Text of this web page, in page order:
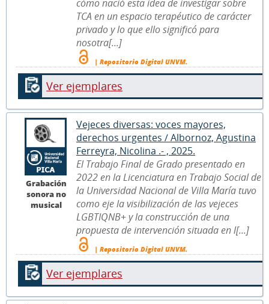
cómo nació esta idea de investigar sobre
TCA en un espacio terapéutico de carácter
privado y lo que ello significó para
nosotra[...]
| Repositorio Digital UNVM.
Ver ejemplares
Grabación
sonora no
musical
Vejeces diversas: voces mayores,
derechos urgentes / Albornoz, Agustina
Ferreyra, Nicolina .- , 2025.
El Trabajo Final de Grado presentado en
2022 en la Licenciatura en Trabajo Social de
la Universidad Nacional de Villa María tuvo
como eje la visibilización de las vejeces
LGBTIQNB+ y la construcción de una
propuesta de intervención situada en l[...]
| Repositorio Digital UNVM.
Ver ejemplares